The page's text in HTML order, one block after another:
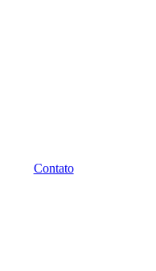
Contato